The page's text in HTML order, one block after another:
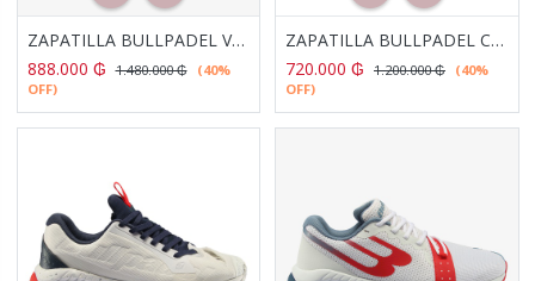
ZAPATILLA BULLPADEL VERTEX VIBRAM 23V CORAL
888.000 ₲ 1.480.000₲
(40%
OFF)
ZAPATILLA BULLPADEL COMFORT PRO 23V NEGRO
720.000 ₲ 1.200.000₲ (40%
OFF)